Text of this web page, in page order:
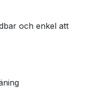
och enkel att